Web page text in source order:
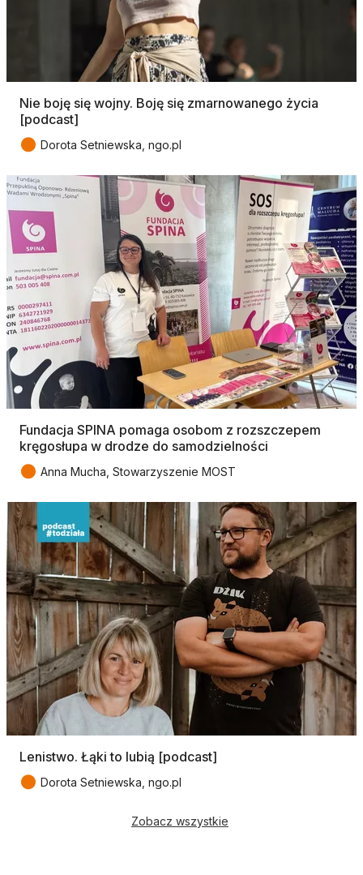
Nie boję się wojny. Boję się zmarnowanego życia
[podcast]
● Dorota Setniewska, ngo.pl
Fundacja SPINA pomaga osobom z rozszczepem
kręgosłupa w drodze do samodzielności
● Anna Mucha, Stowarzyszenie MOST
Lenistwo. Łąki to lubią [podcast]
● Dorota Setniewska, ngo.pl
Zobacz wszystkie